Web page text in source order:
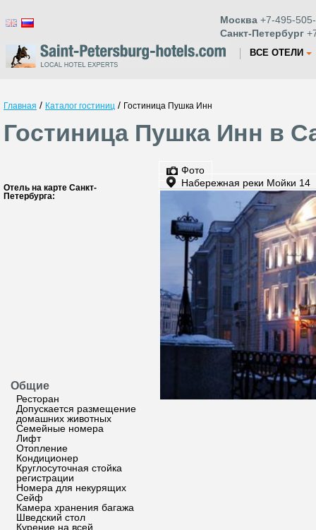
Москва +7-495-
Санкт-Петербург
ВСЕ ОТЕЛИ
Главная / Каталог гостиниц / Гостиница Пушка Инн
Гостиница Пушка Инн в
Отель на карте Санкт-
Петербурга:
Общие
Ресторан
Допускается размещение
домашних животных
Семейные номера
Лифт
Отопление
Кондиционер
Круглосуточная стойка
регистрации
Номера для некурящих
Сейф
Камера хранения багажа
Шведский стол
Курение на всей
Фото
Набережная реки Мойки 14